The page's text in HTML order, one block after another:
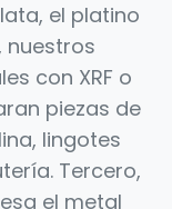
el platino
nuestros
con XRF o
piezas de
lingotes
Tercero,
el metal